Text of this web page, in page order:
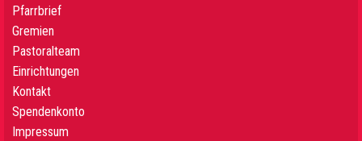
Pfarrbrief
Gremien
Pastoralteam
Einrichtungen
Kontakt
Spendenkonto
Impressum